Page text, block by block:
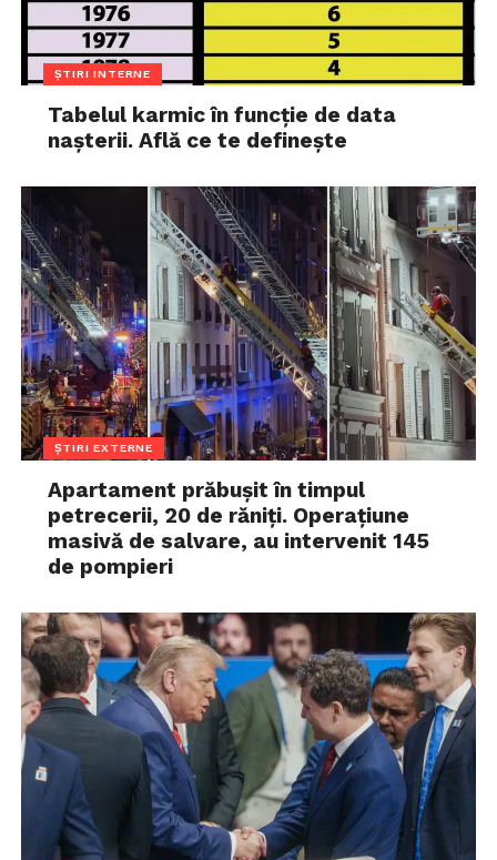
ȘTIRI INTERNE
Tabelul karmic în funcție de data
nașterii. Află ce te definește
ȘTIRI EXTERNE
Apartament prăbușit în timpul
petrecerii, 20 de răniți. Operațiune
masivă de salvare, au intervenit 145
de pompieri